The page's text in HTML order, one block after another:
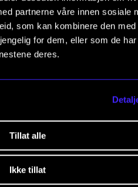
partnerne våre innen sosiale
som kan kombinere den med
for dem, eller som de
deres.
Tillat alle
Ikke tillat
Lom og Skjåk
vikarlærer, Vågsbygd
Låtskriver, artist,